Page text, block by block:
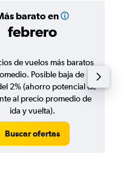
barato en
febrero
de vuelos más baratos
Posible baja de
2% (ahorro potencial de
al precio promedio de
ida y vuelta).
Buscar ofertas